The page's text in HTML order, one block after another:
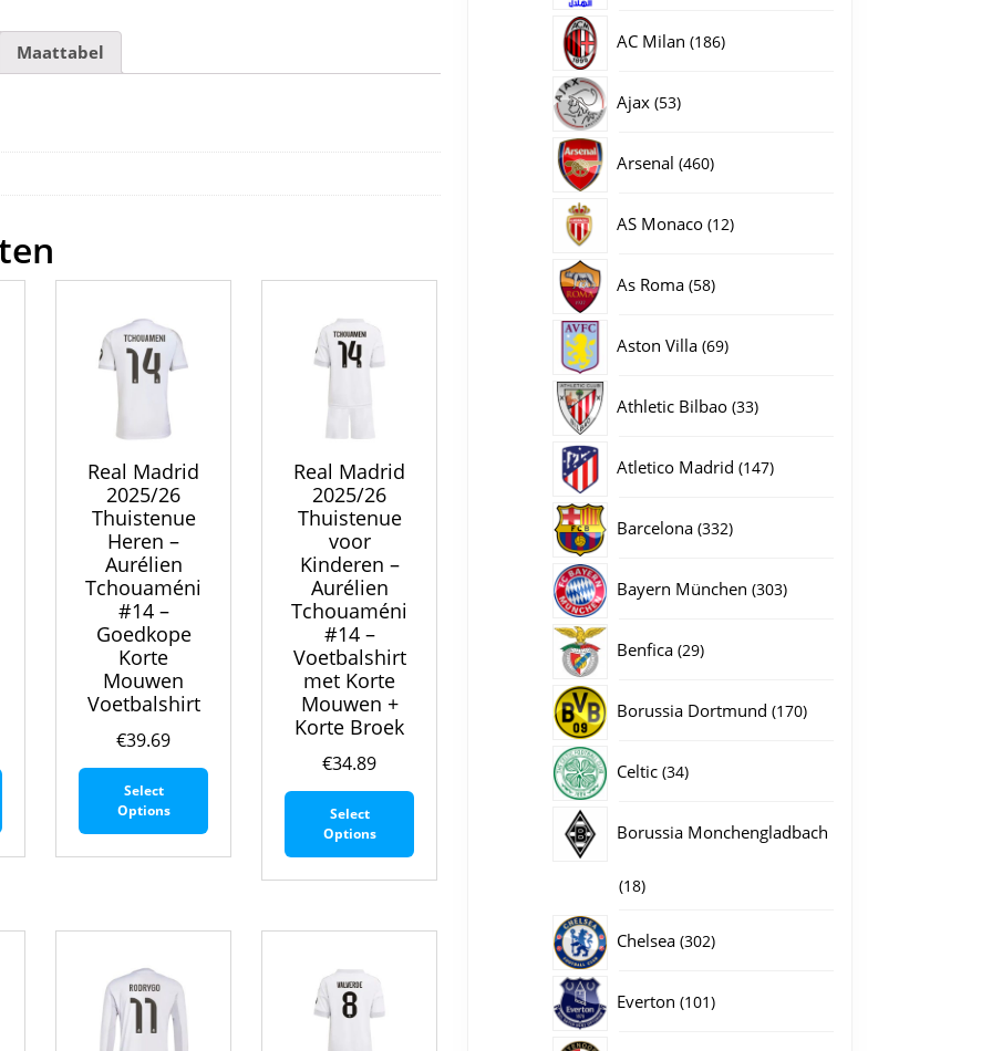
c
e
o
o
er l e di e
n
n
Maattabel
Dit
Real Madrid
2025/26
Thuistenue
Heren –
Aurélien
Tchouaméni
#14 –
Goedkope
Korte
Mouwen
Voetbalshirt
€39.69
Select
Options
Dit
Real Madrid
2025/26
Thuistenue
voor
Kinderen –
Aurélien
Tchouaméni
#14 –
Voetbalshirt
met Korte
Mouwen +
Korte Broek
€34.89
Select
Options
Dit
AC Milan 186186
Ajax 5353
Arsenal 460460
AS Monaco 1212
As Roma 5858
Aston Villa 6969
Athletic Bilbao 3333
Atletico Madrid 147147
Barcelona 332332
Bayern München 303303
Benfica 2929
Borussia Dortmund 170170
Celtic 3434
Borussia Monchengladbach
1818
producten
Chelsea 302302
Everton 101101